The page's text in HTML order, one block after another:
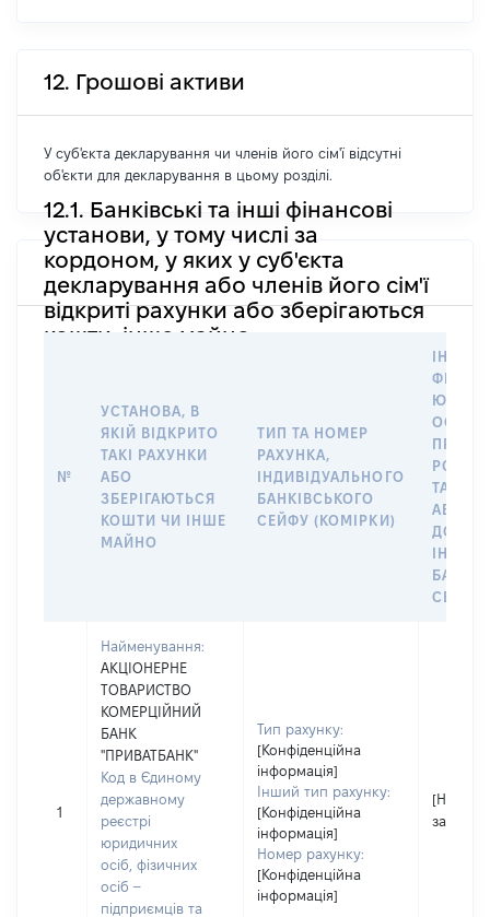
12. Грошові активи
У суб'єкта декларування чи членів його сім'ї відсутні
об'єкти для декларування в цьому розділі.
12.1. Банківські та інші фінансові
установи, у тому числі за
кордоном, у яких у суб'єкта
декларування або членів його сім'ї
відкриті рахунки або зберігаються
кошти, інше майно
№
УСТАНОВА, В
ЯКІЙ ВІДКРИТО
ТАКІ РАХУНКИ
АБО
ЗБЕРІГАЮТЬСЯ
КОШТИ ЧИ ІНШЕ
МАЙНО
ТИП ТА НОМЕР
РАХУНКА,
ІНДИВІДУАЛЬНОГО
БАНКІВСЬКОГО
СЕЙФУ (КОМІРКИ)
ПРАВО
ТАКИМ
АБО
ДО
СЕЙФУ
1
Найменування:
АКЦІОНЕРНЕ
ТОВАРИСТВО
КОМЕРЦІЙНИЙ
БАНК
"ПРИВАТБАНК"
Код в Єдиному
державному
реєстрі
юридичних
осіб, фізичних
осіб –
підприємців та
Тип рахунку:
[Конфіденційна
інформація]
Інший тип рахунку:
[Конфіденційна
інформація]
Номер рахунку:
[Конфіденційна
інформація]
[Не